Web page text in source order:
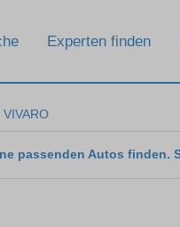
Experten finden
VIVARO
passenden Autos finden.